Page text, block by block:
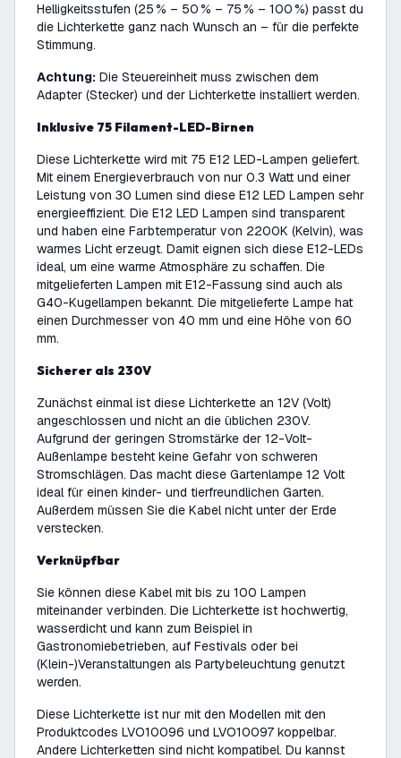
Helligkeitsstufen (25 % – 50 % – 75 % – 100 %) passt du
die Lichterkette ganz nach Wunsch an – für die perfekte
Stimmung.
Achtung: Die Steuereinheit muss zwischen dem
Adapter (Stecker) und der Lichterkette installiert werden.
Inklusive 75 Filament-LED-Birnen
Diese Lichterkette wird mit 75 E12 LED-Lampen geliefert.
Mit einem Energieverbrauch von nur 0.3 Watt und einer
Leistung von 30 Lumen sind diese E12 LED Lampen sehr
energieeffizient. Die E12 LED Lampen sind transparent
und haben eine Farbtemperatur von 2200K (Kelvin), was
warmes Licht erzeugt. Damit eignen sich diese E12-LEDs
ideal, um eine warme Atmosphäre zu schaffen. Die
mitgelieferten Lampen mit E12-Fassung sind auch als
G40-Kugellampen bekannt. Die mitgelieferte Lampe hat
einen Durchmesser von 40 mm und eine Höhe von 60
mm.
Sicherer als 230V
Zunächst einmal ist diese Lichterkette an 12V (Volt)
angeschlossen und nicht an die üblichen 230V.
Aufgrund der geringen Stromstärke der 12-Volt-
Außenlampe besteht keine Gefahr von schweren
Stromschlägen. Das macht diese Gartenlampe 12 Volt
ideal für einen kinder- und tierfreundlichen Garten.
Außerdem müssen Sie die Kabel nicht unter der Erde
verstecken.
Verknüpfbar
Sie können diese Kabel mit bis zu 100 Lampen
miteinander verbinden. Die Lichterkette ist hochwertig,
wasserdicht und kann zum Beispiel in
Gastronomiebetrieben, auf Festivals oder bei
(Klein-)Veranstaltungen als Partybeleuchtung genutzt
werden.
Diese Lichterkette ist nur mit den Modellen mit den
Produktcodes LVO10096 und LVO10097 koppelbar.
Andere Lichterketten sind nicht kompatibel. Du kannst